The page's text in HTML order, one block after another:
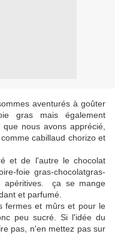
aventurés à goûter
gras mais également
nous avons apprécié,
cabillaud chorizo et
et de l'autre le chocolat
foiegras-chocolatgras-
apéritives. ça se mange
et parfumé.
fermes et mûrs et pour le
peu sucré. Si l'idée du
pas, n'en mettez pas sur